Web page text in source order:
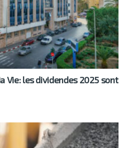
Vie: les dividendes 2025 sont